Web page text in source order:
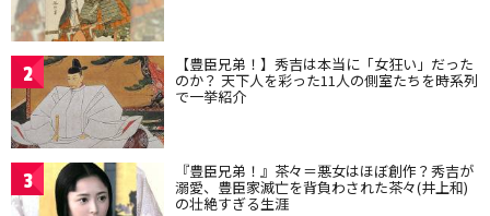
2 【豊臣兄弟！】秀吉は本当に「女狂い」だった
のか？ 天下人を彩った11人の側室たちを時系列
で一挙紹介
3 『豊臣兄弟！』茶々＝悪女はほぼ創作？秀吉が
溺愛、豊臣家滅亡を背負わされた茶々(井上和)
の壮絶すぎる生涯